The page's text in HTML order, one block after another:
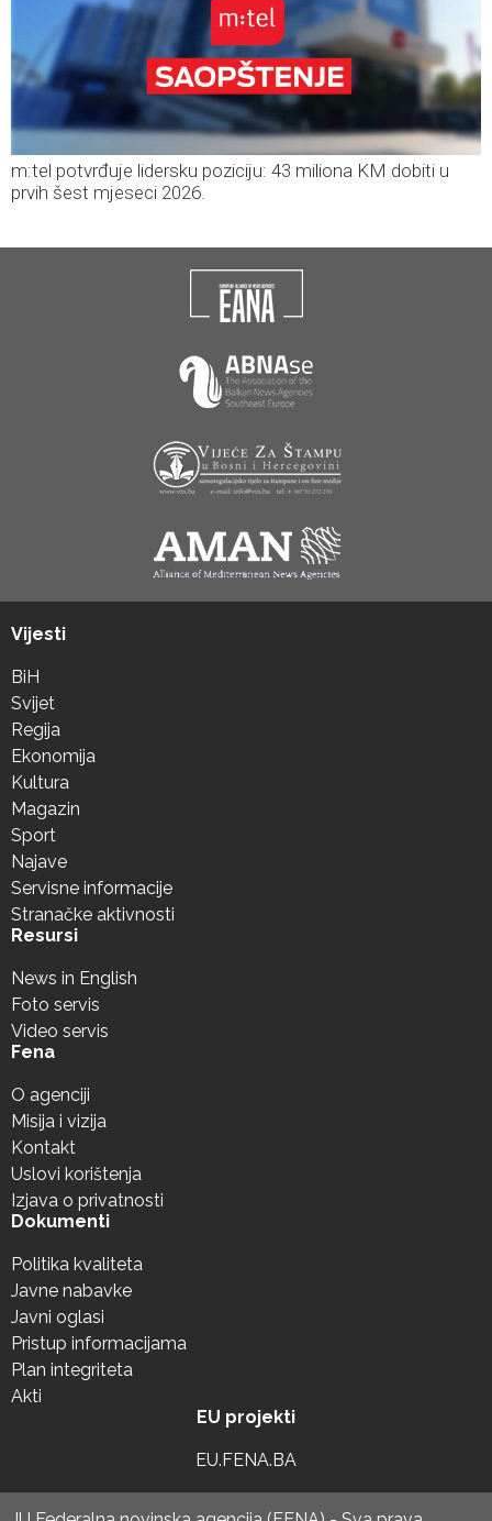
m:tel potvrđuje lidersku poziciju: 43 miliona KM dobiti u
prvih šest mjeseci 2026.
Vijesti
BiH
Svijet
Regija
Ekonomija
Kultura
Magazin
Sport
Najave
Servisne informacije
Stranačke aktivnosti
Resursi
News in English
Foto servis
Video servis
Fena
O agenciji
Misija i vizija
Kontakt
Uslovi korištenja
Izjava o privatnosti
Dokumenti
Politika kvaliteta
Javne nabavke
Javni oglasi
Pristup informacijama
Plan integriteta
Akti
EU projekti
EU.FENA.BA